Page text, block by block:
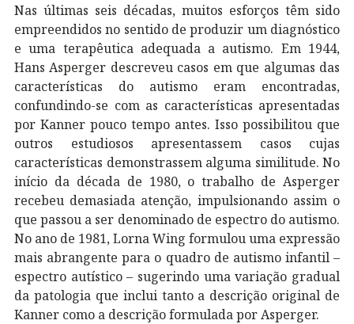
Nas últimas seis décadas, muitos esforços têm sido
empreendidos no sentido de produzir um diagnóstico
e uma terapêutica adequada a autismo. Em 1944,
Hans Asperger descreveu casos em que algumas das
características do autismo eram encontradas,
confundindo-se com as características apresentadas
por Kanner pouco tempo antes. Isso possibilitou que
outros estudiosos apresentassem casos cujas
características demonstrassem alguma similitude. No
início da década de 1980, o trabalho de Asperger
recebeu demasiada atenção, impulsionando assim o
que passou a ser denominado de espectro do autismo.
No ano de 1981, Lorna Wing formulou uma expressão
mais abrangente para o quadro de autismo infantil –
espectro autístico – sugerindo uma variação gradual
da patologia que inclui tanto a descrição original de
Kanner como a descrição formulada por Asperger.